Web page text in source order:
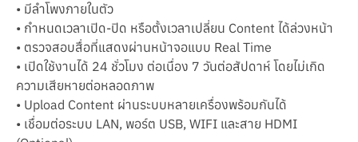
• มีลำโพงภายในตัว
• กำหนดเวลาเปิด-ปิด หรือตั้งเวลาเปลี่ยน Content ได้ล่วงหน้า
• ตรวจสอบสื่อที่แสดงผ่านหน้าจอแบบ Real Time
• เปิดใช้งานได้ 24 ชั่วโมง ต่อเนื่อง 7 วันต่อสัปดาห์ โดยไม่เกิด
ความเสียหายต่อหลอดภาพ
• Upload Content ผ่านระบบหลายเครื่องพร้อมกันได้
• เชื่อมต่อระบบ LAN, พอร์ต USB, WIFI และสาย HDMI